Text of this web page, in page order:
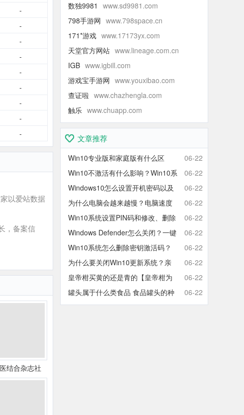
-
-
-
-
-
-
-
-
-
以爱站数据
，备案信
结合杂志社
数独9981
www.sd9981.com
798手游网 www.798space.cn
171*游戏 www.17173yx.com
天堂官方网站 www.lineage.com.cn
IGB www.igbill.com
游戏宝手游网 www.youxibao.com
查证啦 www.chazhengla.com
触乐 www.chuapp.com
文章推荐
Win10专业版和家庭版有什么区
别？Win10家庭版和专业版区别对
比
06-22
Win10不激活有什么影响？Win10系
统不激活可以使用吗？会卡吗？
06-22
Windows10怎么设置开机密码以及
取消开机密码的方法
06-22
为什么电脑会越来越慢？电脑速度
慢的原因分析及终极解决方法
06-22
Win10系统设置PIN码和修改、删除
取消PIN码的方法
06-22
Windows Defender怎么关闭？一键
彻底关闭Windows Defender方法
06-22
Win10系统怎么删除密钥激活码？
Win10卸载激活密钥的操作方法
06-22
为什么要关闭Win10更新系统？亲
测有效的Win10关闭自动更新方法
06-22
皇帝柑买黄的还是青的【皇帝柑为
什么青的还那么甜】
06-22
罐头属于什么类食品 食品罐头的种
类有哪些
06-22